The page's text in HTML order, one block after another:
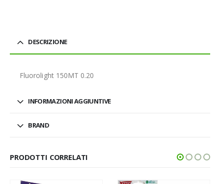
DESCRIZIONE
Fluorolight 150MT 0.20
INFORMAZIONI AGGIUNTIVE
BRAND
PRODOTTI CORRELATI